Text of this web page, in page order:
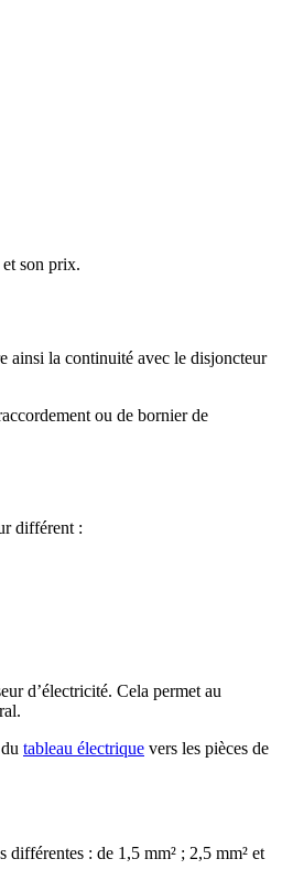
son prix.
ainsi la continuité avec le disjoncteur
ou de bornier de
différent :
d’électricité. Cela permet au
tableau électrique vers les pièces de
différentes : de 1,5 mm² ; 2,5 mm² et